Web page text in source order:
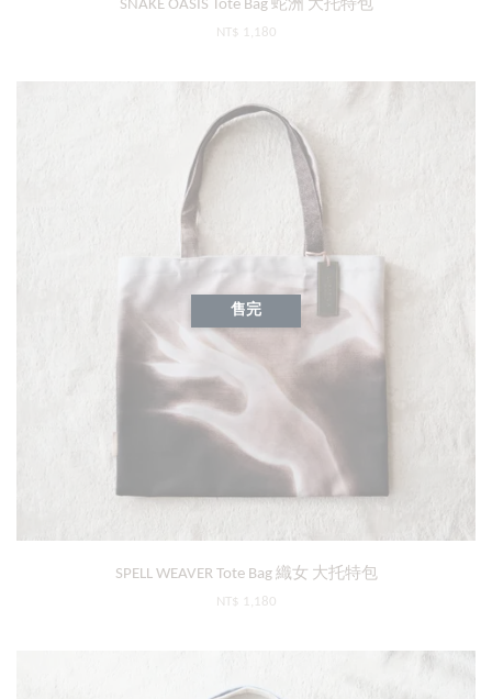
SNAKE OASIS Tote Bag 蛇洲 大托特包
NT$ 1,180
售完
SPELL WEAVER Tote Bag 織女 大托特包
NT$ 1,180